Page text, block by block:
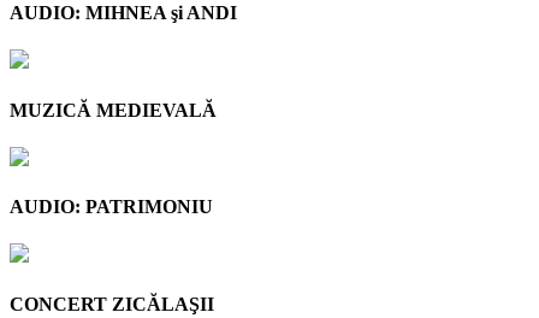
AUDIO: MIHNEA şi ANDI
MUZICĂ MEDIEVALĂ
AUDIO: PATRIMONIU
CONCERT ZICĂLAŞII